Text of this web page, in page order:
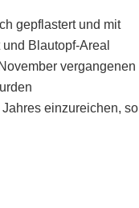
gepflastert und mit
Blautopf-Areal
vergangenen
einzureichen, so